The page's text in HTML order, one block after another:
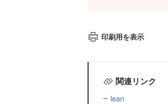
印刷用を表示
関連リンク
lean